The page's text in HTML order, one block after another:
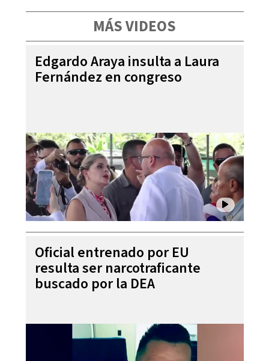
MÁS VIDEOS
Edgardo Araya insulta a Laura
Fernández en congreso
Oficial entrenado por EU
resulta ser narcotraficante
buscado por la DEA